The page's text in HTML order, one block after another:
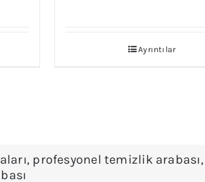
Ayrıntılar
, profesyonel temizlik arabası,